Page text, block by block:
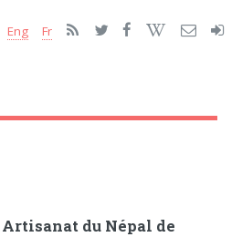
Eng Fr
Artisanat du Népal de